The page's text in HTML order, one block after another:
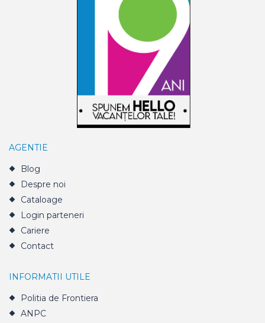
AGENTIE
Blog
Despre noi
Cataloage
Login parteneri
Cariere
Contact
INFORMATII UTILE
Politia de Frontiera
ANPC